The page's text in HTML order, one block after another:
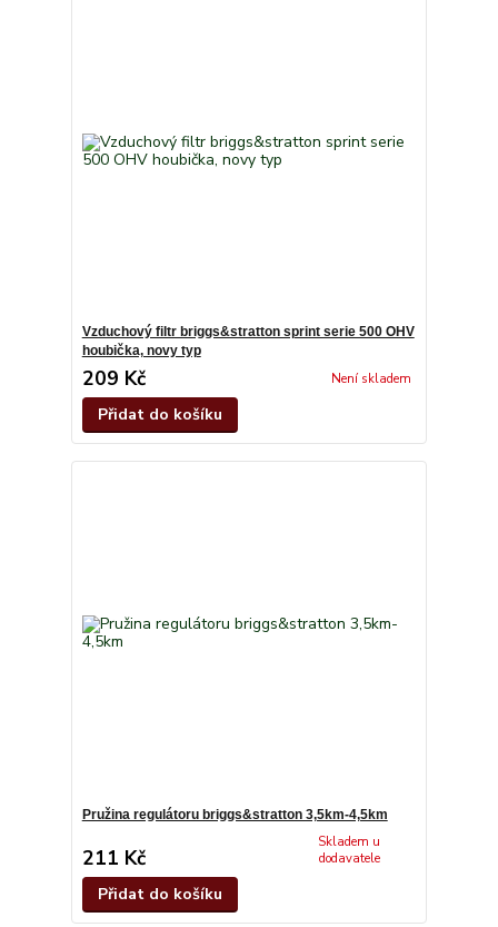
Vzduchový filtr briggs&stratton sprint serie 500 OHV
houbička, novy typ
209 Kč Není skladem
Přidat do košíku
Pružina regulátoru briggs&stratton 3,5km-4,5km
211 Kč
Skladem u
dodavatele
Přidat do košíku